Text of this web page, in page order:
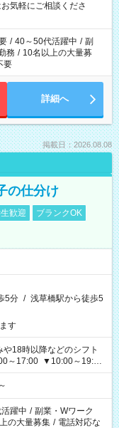
気軽にご相談くださ
/ 40～50代活躍中 / 副
務 / 10名以上の大量募
要
詳細へ
掲載日：2026.08.08
の仕分け
歓迎
ブランクOK
5分 / 浅草橋駅から徒歩5
す
や18時以降などのシフト
～17:00 ▼10:00～19:00
躍中 / 副業・Wワーク
の大量募集 / 電話対応な